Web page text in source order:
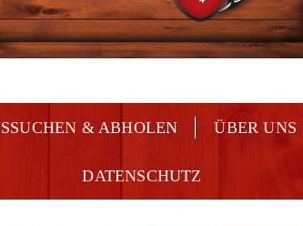
& ABHOLEN ÜBER UNS
DATENSCHUTZ